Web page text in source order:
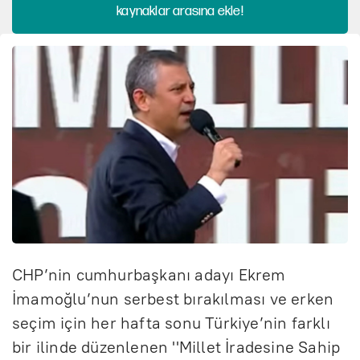
kaynaklar arasına ekle!
CHP’nin cumhurbaşkanı adayı Ekrem
İmamoğlu’nun serbest bırakılması ve erken
seçim için her hafta sonu Türkiye’nin farklı
bir ilinde düzenlenen ''Millet İradesine Sahip